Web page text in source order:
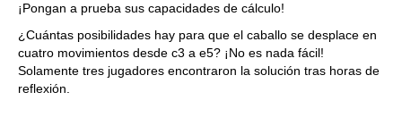
¡Pongan a prueba sus capacidades de cálculo!
¿Cuántas posibilidades hay para que el caballo se desplace en
cuatro movimientos desde c3 a e5? ¡No es nada fácil!
Solamente tres jugadores encontraron la solución tras horas de
reflexión.